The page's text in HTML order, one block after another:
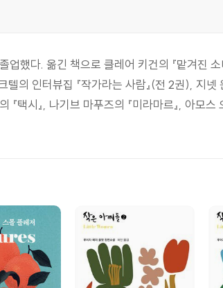
했다. 옮긴 책으로 클레어 키건의 『맡겨진 소
의 인터뷰집 『작가라는 사람』(전 2권), 지넷
택시』, 나기브 마푸즈의 『미라마르』, 아모